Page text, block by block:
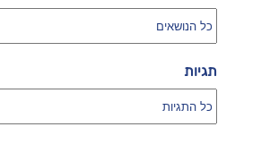
תגיות